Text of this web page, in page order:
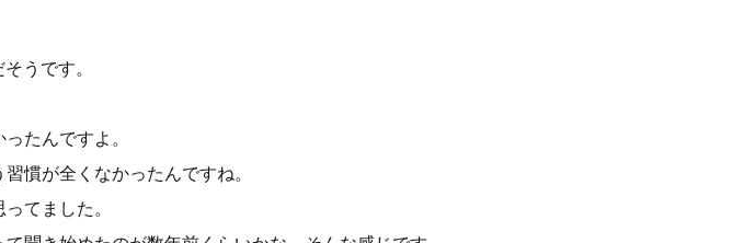
うです。
たんですよ。
慣が全くなかったんですね。
てました。